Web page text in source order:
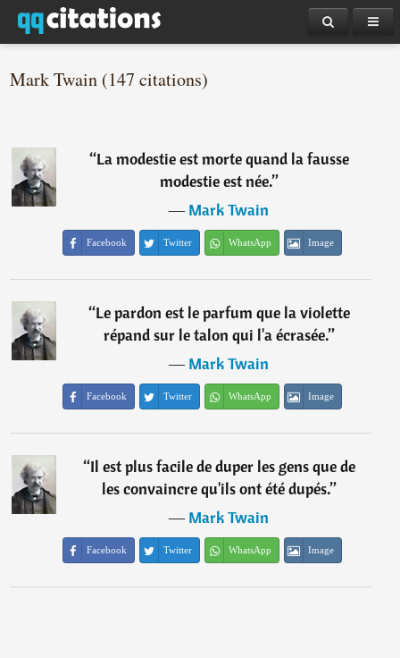
Mark Twain (147 citations)
“La modestie est morte quand la fausse
modestie est née.”
―Mark Twain
Facebook Twitter WhatsApp Image
“Le pardon est le parfum que la violette
répand sur le talon qui l'a écrasée.”
―Mark Twain
Facebook Twitter WhatsApp Image
“Il est plus facile de duper les gens que de
les convaincre qu'ils ont été dupés.”
―Mark Twain
Facebook Twitter WhatsApp Image